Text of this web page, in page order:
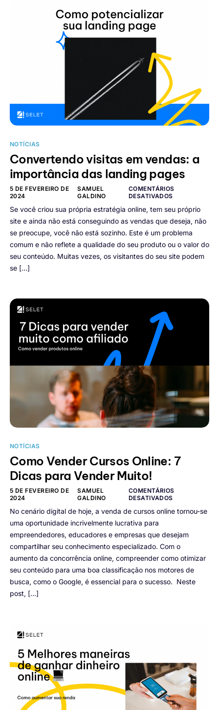
NOTÍCIAS
Convertendo visitas em vendas: a
importância das landing pages
5 DE FEVEREIRO DE
2024
SAMUEL
GALDINO
COMENTÁRIOS
DESATIVADOS
Se você criou sua própria estratégia online, tem seu próprio
site e ainda não está conseguindo as vendas que deseja, não
se preocupe, você não está sozinho. Este é um problema
comum e não reflete a qualidade do seu produto ou o valor do
seu conteúdo. Muitas vezes, os visitantes do seu site podem
se […]
NOTÍCIAS
Como Vender Cursos Online: 7
Dicas para Vender Muito!
5 DE FEVEREIRO DE
2024
SAMUEL
GALDINO
COMENTÁRIOS
DESATIVADOS
No cenário digital de hoje, a venda de cursos online tornou-se
uma oportunidade incrivelmente lucrativa para
empreendedores, educadores e empresas que desejam
compartilhar seu conhecimento especializado. Com o
aumento da concorrência online, compreender como otimizar
seu conteúdo para uma boa classificação nos motores de
busca, como o Google, é essencial para o sucesso. Neste
post, […]